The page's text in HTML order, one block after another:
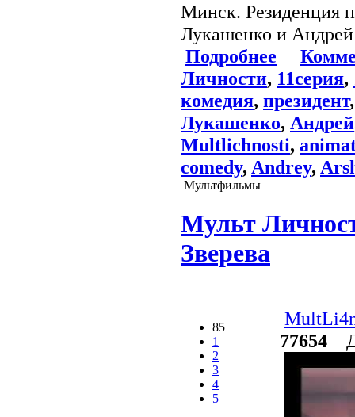
Минск. Резиденция
Лукашенко и
Подробнее
Личности, 11серия,
комедия, президент
Лукашенко, Андрей
Multlichnosti,
comedy, Andrey,
Мультфильмы
Мульт
Зверева
85
1
2
3
4
5
77654